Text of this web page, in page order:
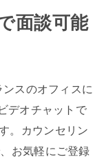
面談可能
スのオフィスに
デオチャットで
。カウンセリン
お気軽にご登録